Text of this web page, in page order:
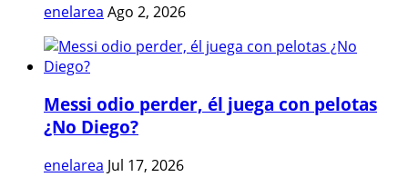
enelarea Ago 2, 2026
Messi odio perder, él juega con pelotas
¿No Diego?
enelarea Jul 17, 2026